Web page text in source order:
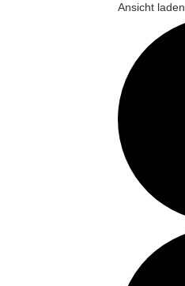
Ansicht laden.